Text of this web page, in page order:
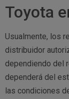
Toyota
Usualmente, los
distribuidor
dependiendo del
dependerá del
las condiciones